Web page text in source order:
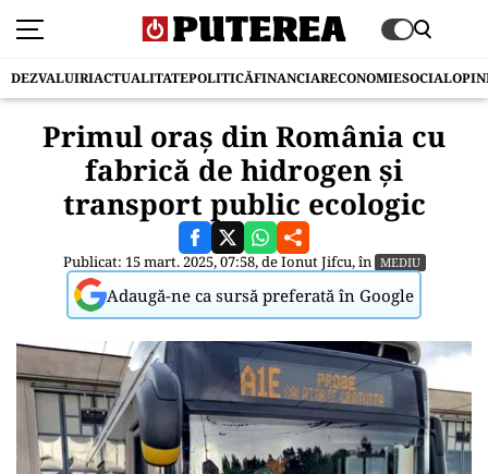
DEZVALUIRIACTUALITATEPOLITICĂFINANCIARECONOMIESOCIAL
Primul oraș din România cu
fabrică de hidrogen și
transport public ecologic
Publicat: 15 mart. 2025, 07:58, deIonut Jifcu, în MEDIU
Adaugă-ne ca sursă preferată în Google